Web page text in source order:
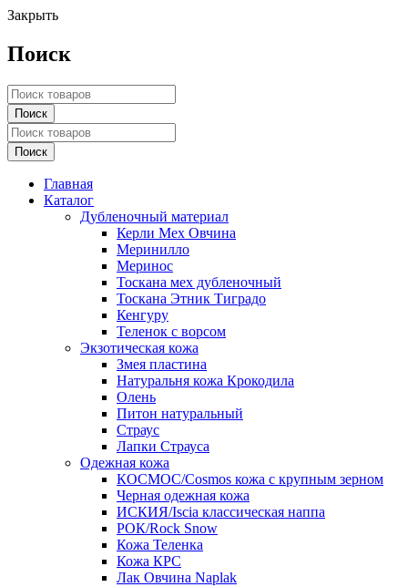
Закрыть
Поиск
Главная
Каталог
Дубленочный материал
Керли Мех Овчина
Меринилло
Меринос
Тоскана мех дубленочный
Тоскана Этник Тиградо
Кенгуру
Теленок с ворсом
Экзотическая кожа
Змея пластина
Натуральня кожа Крокодила
Олень
Питон натуральный
Страус
Лапки Страуса
Одежная кожа
КОСМОС/Cosmos кожа с крупным зерном
Черная одежная кожа
ИСКИЯ/Iscia классическая наппа
РОК/Rock Snow
Кожа Теленка
Кожа КРС
Лак Овчина Naplak